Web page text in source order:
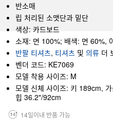
반소매
립 처리된 소맷단과 밑단
색상: 카드보드
소재: 면 100%; 배색: 면 60%,
반팔 티셔츠, 티셔츠 및 의류 더
벤더 코드: KE7069
모델 착용 사이즈: M
모델 신체 사이즈: 키 189cm,
힙 36.2"/92cm
14일이내 반품 가능